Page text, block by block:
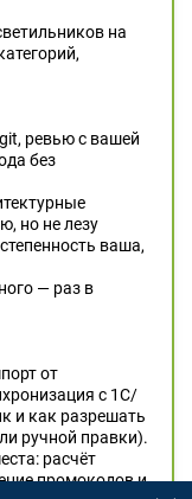
на
ревью с вашей
без
но не лезу
ваша,
— раз в
от
с 1С/
и как разрешать
ручной правки).
расчёт
промокодов и